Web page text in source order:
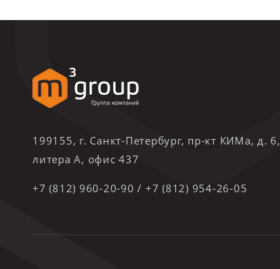
199155, г. Санкт-Петербург, пр-кт КИМа, д. 6,
литера А, офис 437
+7 (812) 960-20-90 / +7 (812) 954-26-05